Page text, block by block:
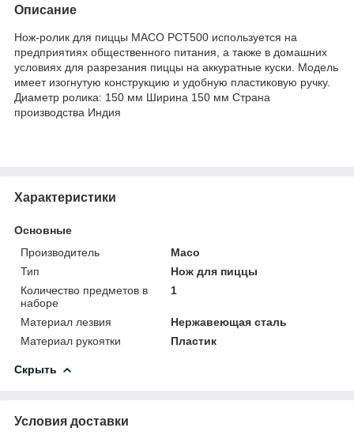
Описание
Нож-ролик для пиццы MACO PCT500 используется на
предприятиях общественного питания, а также в домашних
условиях для разрезания пиццы на аккуратные куски. Модель
имеет изогнутую конструкцию и удобную пластиковую ручку.
Диаметр ролика: 150 мм Ширина 150 мм Страна
производства Индия
Характеристики
Основные
Производитель
Maco
Тип
Нож для пиццы
Количество предметов в
наборе
1
Материал лезвия
Нержавеющая сталь
Материал рукоятки
Пластик
Скрыть
Условия доставки